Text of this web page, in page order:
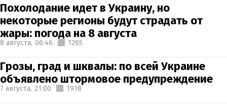
Похолодание идет в Украину, но
некоторые регионы будут страдать от
жары: погода на 8 августа
8 августа, 06:46 1265
Грозы, град и шквалы: по всей Украине
объявлено штормовое предупреждение
7 августа, 21:00 1918